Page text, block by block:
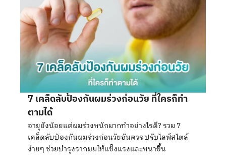
7 เคล็ดลับป้องกันผมร่วงก่อนวัย ที่ใครก็ทำ
ตามได้
อายุยังน้อยแต่ผมร่วงหนักมากทำอย่างไรดี? รวม 7
เคล็ดลับป้องกันผมร่วงก่อนวัยอันควร ปรับไลฟ์สไตล์
ง่ายๆ ช่วยบำรุงรากผมให้แข็งแรงและหนาขึ้น